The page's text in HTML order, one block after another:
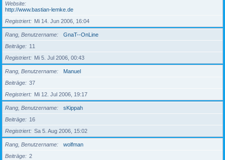
Website
http://www.bastian-lemke.de
Registriert
Mi 14. Jun 2006, 16:04
Rang, Benutzername
GnaT--OnLine
Beiträge
11
Registriert
Mi 5. Jul 2006, 00:43
Rang, Benutzername
Manuel
Beiträge
37
Registriert
Mi 12. Jul 2006, 19:17
Rang, Benutzername
sKippah
Beiträge
16
Registriert
Sa 5. Aug 2006, 15:02
Rang, Benutzername
wolfman
Beiträge
2